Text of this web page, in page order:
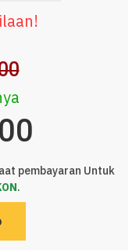
pembayaran Untuk
.